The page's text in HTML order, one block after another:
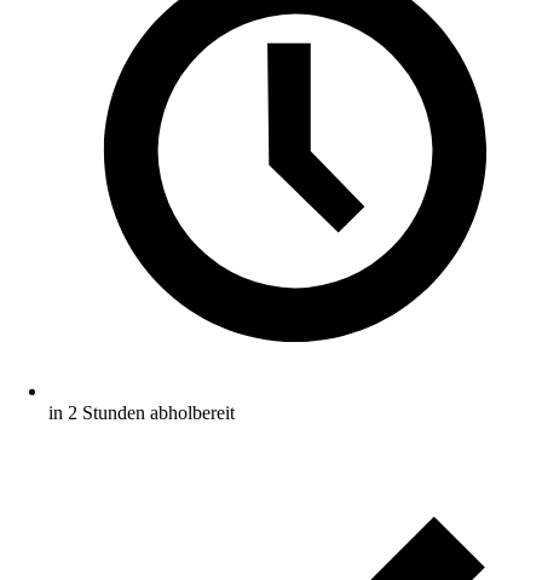
in 2 Stunden abholbereit